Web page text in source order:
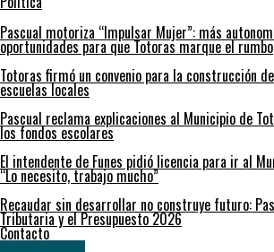
Pascual motoriza “Impulsar Mujer”: más
oportunidades para que Totoras marque el rumbo
Totoras firmó un convenio para la construcción
escuelas locales
Pascual reclama explicaciones al Municipio de
los fondos escolares
El intendente de Funes pidió licencia para ir al
“Lo necesito, trabajo mucho”
Recaudar sin desarrollar no construye futuro:
Tributaria y el Presupuesto 2026
Contacto